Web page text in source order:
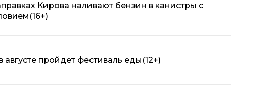
Кирова наливают бензин в канистры с
(16+)
августе пройдет фестиваль еды (12+)